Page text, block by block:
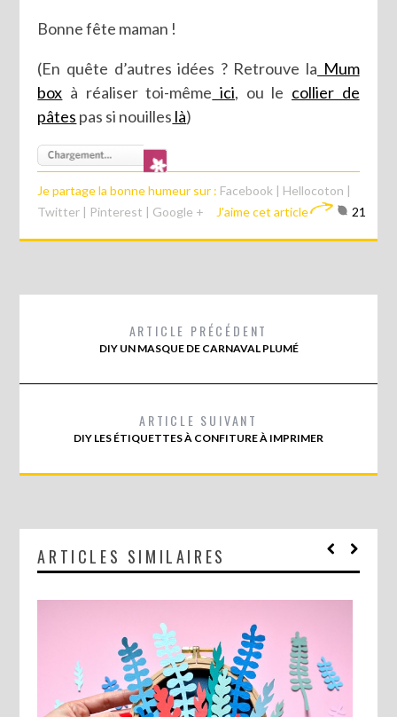
Bonne fête maman !
(En quête d’autres idées ? Retrouve la Mum
box à réaliser toi-même ici, ou le collier de
pâtes pas si nouilles là)
Je partage la bonne humeur sur : Facebook | Hellocoton |
Twitter | Pinterest | Google + J'aime cet article 21
ARTICLE PRÉCÉDENT
DIY UN MASQUE DE CARNAVAL PLUMÉ
ARTICLE SUIVANT
DIY LES ÉTIQUETTES À CONFITURE À IMPRIMER
ARTICLES SIMILAIRES